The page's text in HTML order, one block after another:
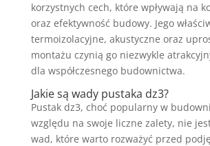
korzystnych cech, które wpływają na
oraz efektywność budowy. Jego
termoizolacyjne, akustyczne oraz
montażu czynią go niezwykle
dla współczesnego budownictwa.
Jakie są wady pustaka dz3?
Pustak dz3, choć popularny w
względu na swoje liczne zalety, nie
wad, które warto rozważyć przed